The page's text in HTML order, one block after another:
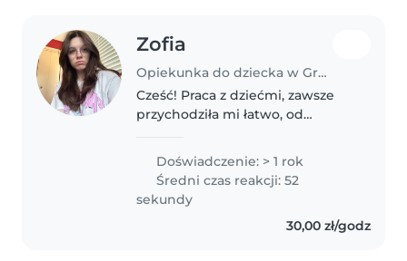
Zofia
Opiekunka do dziecka w Grzymolowo
Cześć! Praca z dziećmi, zawsze
przychodziła mi łatwo, od
młodszym kuzynostwem lub
pomagałam przyjaciołom z ich
rodzeństwem. Planuje wiązać
przyszłość z..
Doświadczenie: > 1 rok
Średni czas reakcji: 52
sekundy
30,00 zł/godz